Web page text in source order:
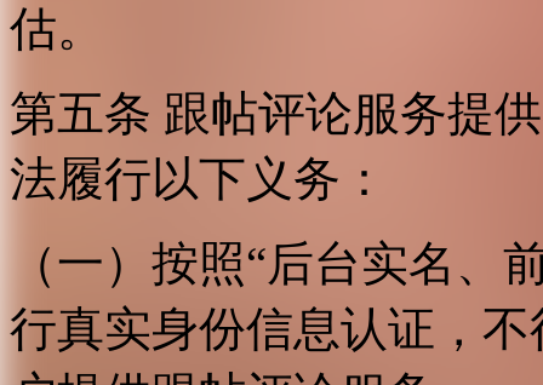
估。
第五条 跟帖评论服务提
法履行以下义务：
（一）按照“后台实名、
行真实身份信息认证，